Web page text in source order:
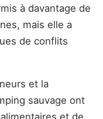
à davantage de
mais elle a
de conflits
et la
sauvage ont